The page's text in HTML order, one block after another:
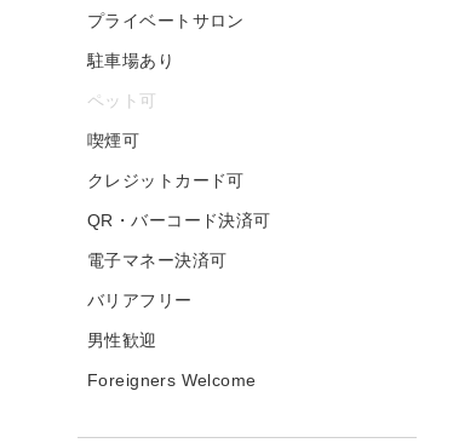
プライベートサロン
駐車場あり
ペット可
喫煙可
クレジットカード可
QR・バーコード決済可
電子マネー決済可
バリアフリー
男性歓迎
Foreigners Welcome